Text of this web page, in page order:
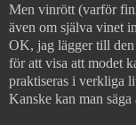
Men vinrött (varför
även om själva vinet
OK, jag lägger till den
för att visa att modet
praktiseras i verkliga
Kanske kan man säga